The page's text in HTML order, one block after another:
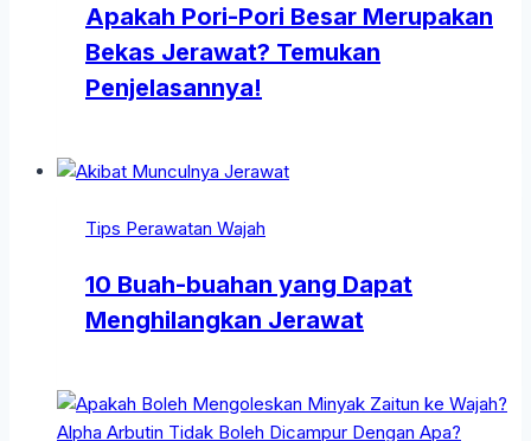
Apakah Pori-Pori Besar Merupakan
Bekas Jerawat? Temukan
Penjelasannya!
Tips Perawatan Wajah
10 Buah-buahan yang Dapat
Menghilangkan Jerawat